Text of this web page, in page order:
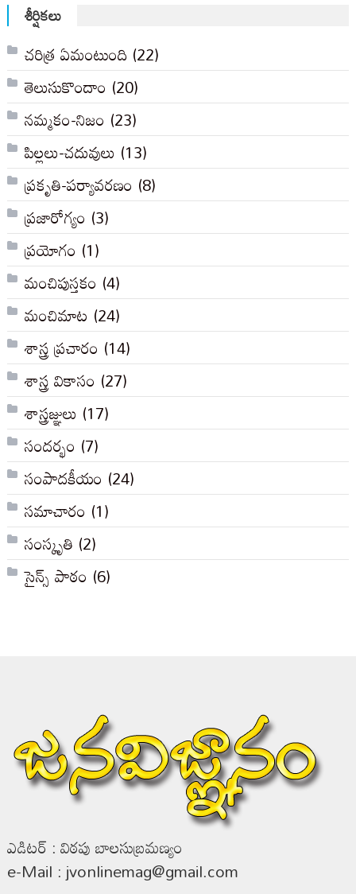
శీర్షికలు
చరిత్ర ఏమంటుంది (22)
తెలుసుకొందాం (20)
నమ్మకం-నిజం (23)
పిల్లలు-చదువులు (13)
ప్రకృతి-పర్యావరణం (8)
ప్రజారోగ్యం (3)
ప్రయోగం (1)
మంచిపుస్తకం (4)
మంచిమాట (24)
శాస్త్ర ప్రచారం (14)
శాస్త్ర వికాసం (27)
శాస్త్రజ్ఞులు (17)
సందర్భం (7)
సంపాదకీయం (24)
సమాచారం (1)
సంస్కృతి (2)
సైన్స్ పాఠం (6)
ఎడిటర్ : విఠపు బాలసుబ్రమణ్యం
e-Mail : jvonlinemag@gmail.com